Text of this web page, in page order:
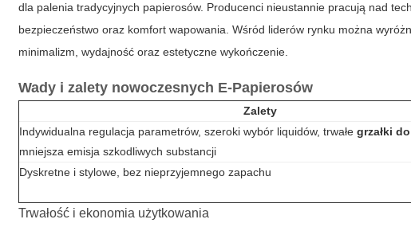
dla palenia tradycyjnych papierosów. Producenci nieustannie pracują nad
bezpieczeństwo oraz komfort wapowania. Wśród liderów rynku można
minimalizm, wydajność oraz estetyczne wykończenie.
Wady i zalety nowoczesnych E-Papierosów
Zalety
Indywidualna regulacja parametrów, szeroki wybór liquidów, trwałegrzałki
mniejsza emisja szkodliwych substancji
Dyskretne i stylowe, bez nieprzyjemnego zapachu
Trwałość i ekonomia użytkowania